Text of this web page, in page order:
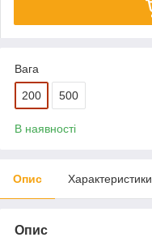
Вага
200 500
В наявності
Опис Характеристики
Опис